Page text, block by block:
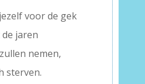
voor de gek
jaren
nemen,
sterven.